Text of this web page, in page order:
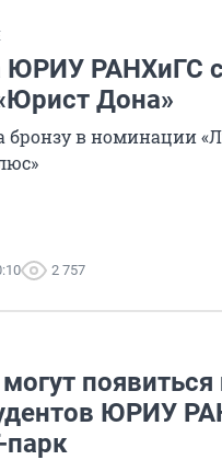
ЮРИУ РАНХиГС
Дона»
бронзу в номинации
2 757
ЮРИУ